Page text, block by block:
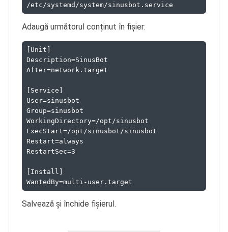
/etc/systemd/system/sinusbot.service
Adaugă următorul conținut în fișier:
[Unit]
Description=SinusBot
After=network.target
[Service]
User=sinusbot
Group=sinusbot
WorkingDirectory=/opt/sinusbot
ExecStart=/opt/sinusbot/sinusbot
Restart=always
RestartSec=3
[Install]
WantedBy=multi-user.target
Salvează și închide fișierul.